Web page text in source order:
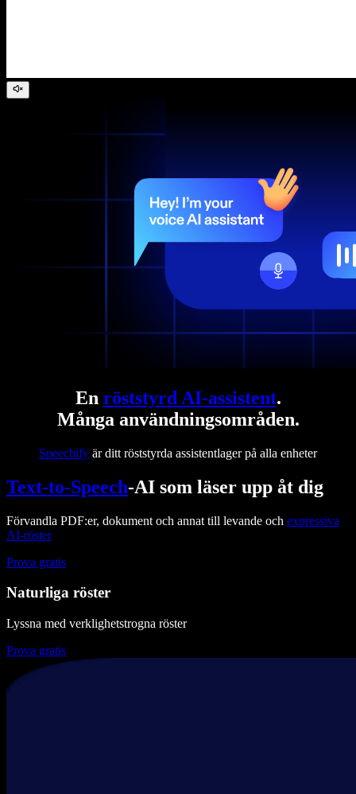
En röststyrd AI-assistent.
Många användningsområden.
Speechify är ditt röststyrda assistentlager på alla enheter
Text-to-Speech-AI som läser upp åt dig
Förvandla PDF:er, dokument och annat till levande och expressiva
AI-röster
Prova gratis
Naturliga röster
Lyssna med verklighetstrogna röster
Prova gratis